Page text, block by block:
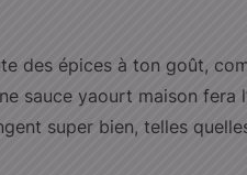
des épices à ton goût,
sauce yaourt maison fera
super bien, telles